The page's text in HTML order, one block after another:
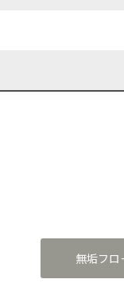
無垢フ